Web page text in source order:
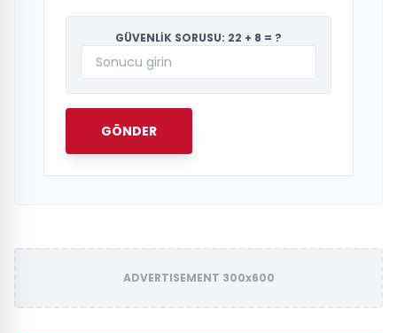
GÜVENLİK SORUSU: 22 + 8 = ?
GÖNDER
ADVERTISEMENT 300x600